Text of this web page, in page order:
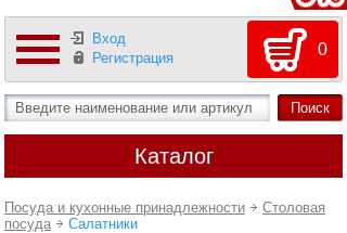
Вход
Регистрация
0
Каталог
Посуда и кухонные принадлежности
Столовая
посуда
Салатники